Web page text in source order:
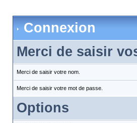
Connexion
Merci de saisir
Merci de saisir votre nom.
Merci de saisir votre mot de passe.
Options